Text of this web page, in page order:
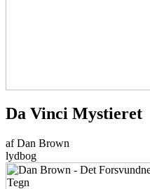
Da Vinci Mystieret
af Dan Brown
lydbog